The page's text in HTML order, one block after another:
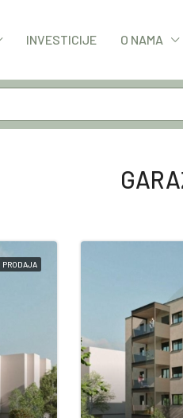
INVESTICIJE O NAMA
PRODAJA